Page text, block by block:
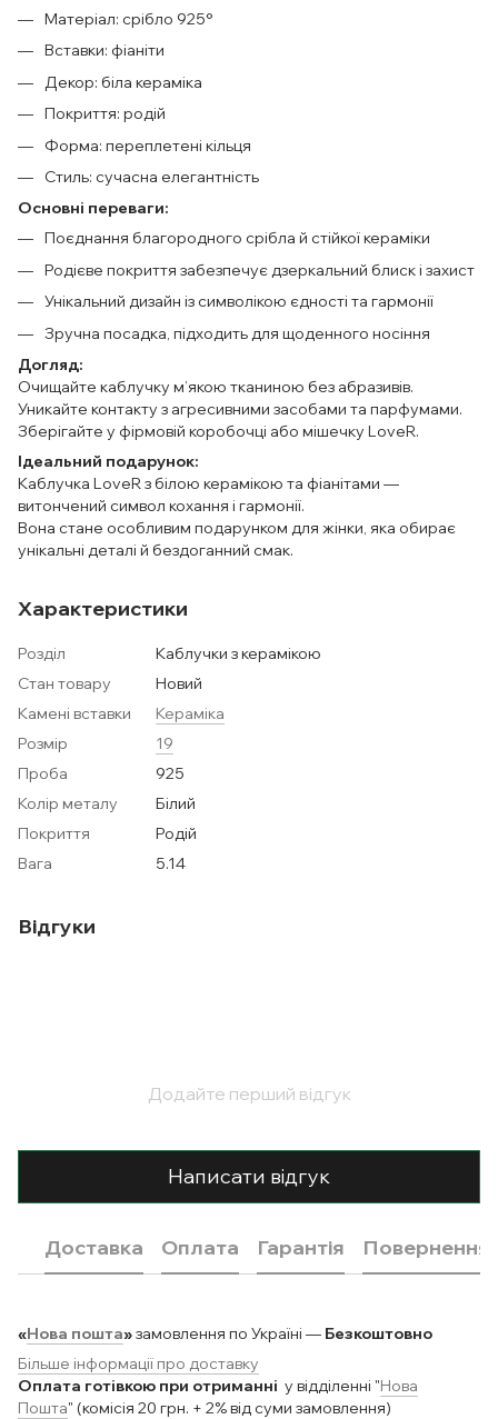
Матеріал: срібло 925°
Вставки: фіаніти
Декор: біла кераміка
Покриття: родій
Форма: переплетені кільця
Стиль: сучасна елегантність
Основні переваги:
Поєднання благородного срібла й стійкої кераміки
Родієве покриття забезпечує дзеркальний блиск і захист
Унікальний дизайн із символікою єдності та гармонії
Зручна посадка, підходить для щоденного носіння
Догляд:
Очищайте каблучку м’якою тканиною без абразивів.
Уникайте контакту з агресивними засобами та парфумами.
Зберігайте у фірмовій коробочці або мішечку LoveR.
Ідеальний подарунок:
Каблучка LoveR з білою керамікою та фіанітами —
витончений символ кохання і гармонії.
Вона стане особливим подарунком для жінки, яка обирає
унікальні деталі й бездоганний смак.
Характеристики
Розділ
Каблучки з керамікою
Стан товару
Новий
Камені вставки
Кераміка
Розмір
19
Проба
925
Колір металу
Білий
Покриття
Родій
Вага
5.14
Відгуки
Додайте перший відгук
Написати відгук
Доставка Оплата Гарантія Повернення
«Нова пошта»замовлення по Україні — Безкоштовно
Більше інформації про доставку
Оплата готівкою при отриманні у відділенні "Нова
Пошта" (комісія 20 грн. + 2% від суми замовлення)